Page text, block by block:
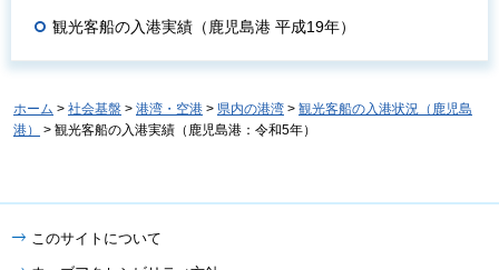
観光客船の入港実績（鹿児島港 平成19年）
ホーム > 社会基盤 > 港湾・空港 > 県内の港湾 > 観光客船の入港状況（鹿児島
港）
> 観光客船の入港実績（鹿児島港：令和5年）
このサイトについて